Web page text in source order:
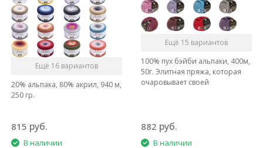
Ещё 16 вариантов
20% альпака, 80% акрил, 940 м,
250 гр.
815 руб.
В наличии
Ещё 15 вариантов
100% пух бэйби альпаки, 400м,
50г. Элитная пряжа, которая
очаровывает своей
необычайной мягкостью,
882 руб.
В наличии